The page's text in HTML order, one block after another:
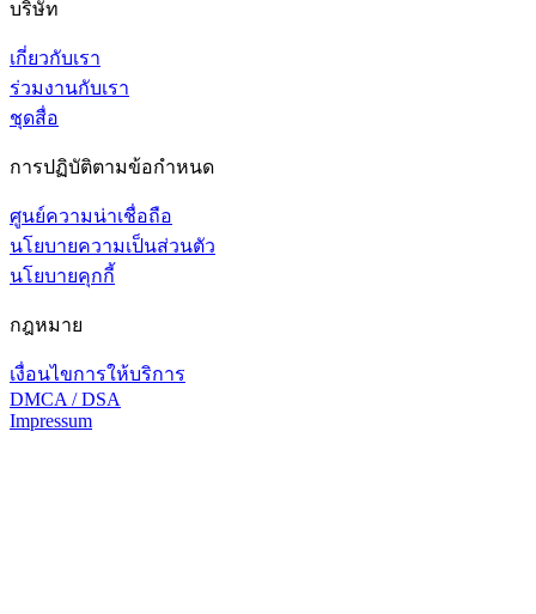
บริษัท
เกี่ยวกับเรา
ร่วมงานกับเรา
ชุดสื่อ
การปฏิบัติตามข้อกำหนด
ศูนย์ความน่าเชื่อถือ
นโยบายความเป็นส่วนตัว
นโยบายคุกกี้
กฎหมาย
เงื่อนไขการให้บริการ
DMCA / DSA
Impressum